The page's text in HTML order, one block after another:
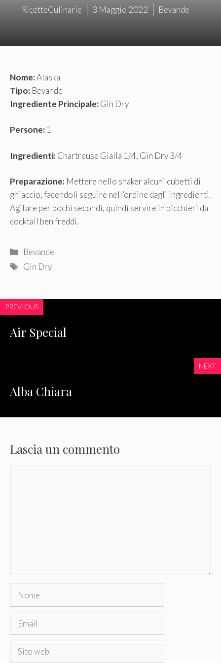
RicetteCulinarie 3 Maggio 2022 Bevande
Nome:Alaska
Tipo: Bevande
Ingrediente Principale:Gin Dry
Persone: 1
Ingredienti:Chartreuse Gialla 1/4, Gin Dry 3/4
Preparazione: Mettere nello shaker alcuni cubetti di
ghiaccio, facendoli seguire nell’ordine dagli ingredienti.
Agitare per pochi secondi, quindi servire in bicchieri da
cocktail ben freddi.
Categorie
Bevande
Tag
Gin Dry
PREVIOUS
Air Special
NEXT
Alba Chiara
Lascia un commento
Nome
Email
Sito